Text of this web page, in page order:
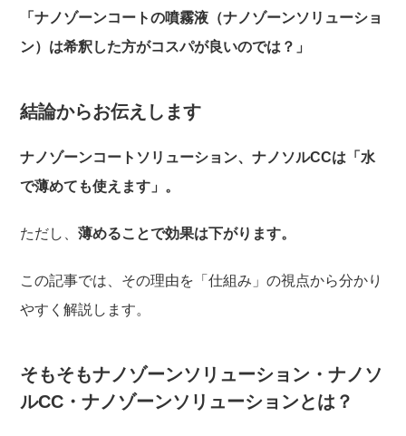
「ナノゾーンコートの噴霧液（ナノゾーンソリューショ
ン）は希釈した方がコスパが良いのでは？」
結論からお伝えします
ナノゾーンコートソリューション、ナノソルCCは「水
で薄めても使えます」。
ただし、薄めることで効果は下がります。
この記事では、その理由を「仕組み」の視点から分かり
やすく解説します。
そもそもナノゾーンソリューション・ナノソ
ルCC・ナノゾーンソリューションとは？